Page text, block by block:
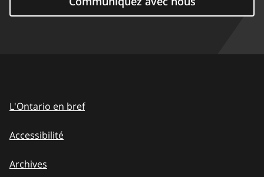
L'Ontario en bref
Accessibilité
Archives